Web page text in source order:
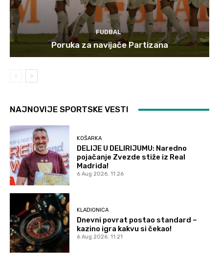
FUDBAL
Poruka za navijače Partizana
NAJNOVIJE SPORTSKE VESTI
KOŠARKA
DELIJE U DELIRIJUMU: Naredno
pojačanje Zvezde stiže iz Real
Madrida!
6 Aug 2026. 11:26
KLADIONICA
Dnevni povrat postao standard –
kazino igra kakvu si čekao!
6 Aug 2026. 11:21